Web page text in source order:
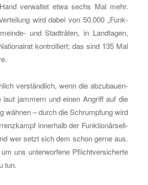
ver­wal­tet etwa sechs Mal mehr.
wird dabei von 50.000 „Funk­
und Stadt­rä­ten, in Land­ta­gen,
kon­trol­liert; das sind 135 Mal
ver­ständ­lich, wenn die ab­zu­bau­en­
laut jam­mern und einen An­griff auf die
wäh­nen – durch die Schrump­fung wird
in­ner­halb der Funk­tio­närs­eli­
wer setzt sich dem schon gerne aus.
uns un­ter­wor­fe­ne Pflicht­ver­si­cher­te
tun.